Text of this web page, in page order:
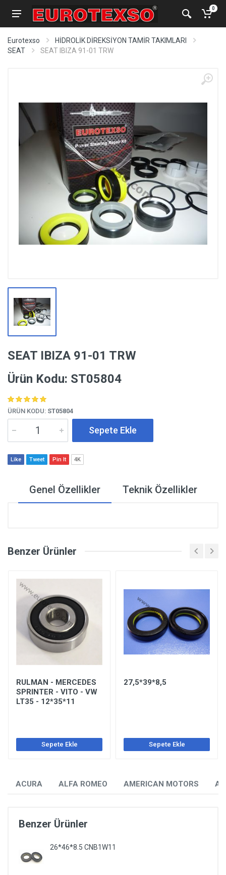
0
Eurotexso
HİDROLİK DİREKSİYON TAMİR TAKIMLARI
SEAT
SEAT IBIZA 91-01 TRW
ACURA ALFA ROMEO AMERICAN MOTORS
Benzer Ürünler
26*46*8.5 CNB1W11
SEAT IBIZA 91-01 TRW
Ürün Kodu: ST05804
ÜRÜN KODU: ST05804
Sepete Ekle
Like Tweet Pin It 4K
Genel Özellikler Teknik Özellikler
Benzer Ürünler
RULMAN - MERCEDES
SPRINTER - VITO - VW
LT35 - 12*35*11
Sepete Ekle
27,5*39*8,5
Sepete Ekle